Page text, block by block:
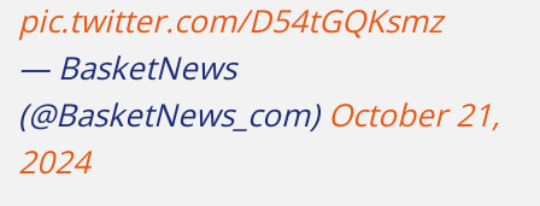
pic.twitter.com/D54tGQKsmz
— BasketNews
(@BasketNews_com) October 21,
2024